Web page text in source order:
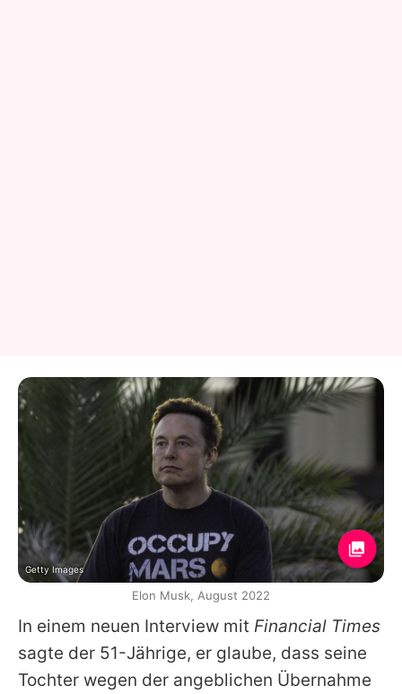
In einem neuen Interview mit Financial Times
sagte der 51-Jährige, er glaube, dass seine
Tochter wegen der angeblichen Übernahme
Getty Images
Elon Musk, August 2022